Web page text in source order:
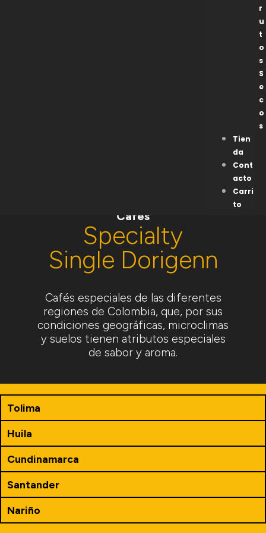
r
u
t
o
s
S
e
c
o
s
Tien
da
Cont
acto
Carri
to
Cafés
Specialty
Single Dorigenn
Cafés especiales de las diferentes
regiones de Colombia, que, por sus
condiciones geográficas, microclimas
y suelos tienen atributos especiales
de sabor y aroma.
Tolima
Huila
Cundinamarca
Santander
Nariño